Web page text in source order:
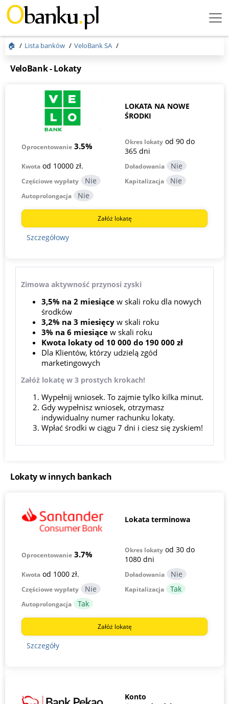
Menu
🏠 Lista banków VeloBank SA
VeloBank - Lokaty
LOKATA NA NOWE
ŚRODKI
Oprocentowanie 3.5% Okres lokaty od 90 do
365 dni
Kwota od 10000 zł.
Doładowania
Częściowe wypłaty
Kapitalizacja
Autoprolongacja
Załóż lokatę
Szczegółowy
Zimowa aktywność przynosi zyski
3,5% na 2 miesiące w skali roku dla nowych
środków
3,2% na 3 miesięcy w skali roku
3% na 6 miesiące w skali roku
Kwota lokaty od 10 000 do 190 000 zł
Dla Klientów, którzy udzielą zgód
marketingowych
Załóż lokatę w 3 prostych krokach!
Wypełnij wniosek. To zajmie tylko kilka minut.
Gdy wypełnisz wniosek, otrzymasz
indywidualny numer rachunku lokaty.
Wpłać środki w ciągu 7 dni i ciesz się zyskiem!
Lokaty w innych bankach
Lokata terminowa
Oprocentowanie 3.7% Okres lokaty od 30 do
1080 dni
Kwota od 1000 zł.
Doładowania
Częściowe wypłaty
Kapitalizacja
Autoprolongacja
Załóż lokatę
Szczegóły
Konto